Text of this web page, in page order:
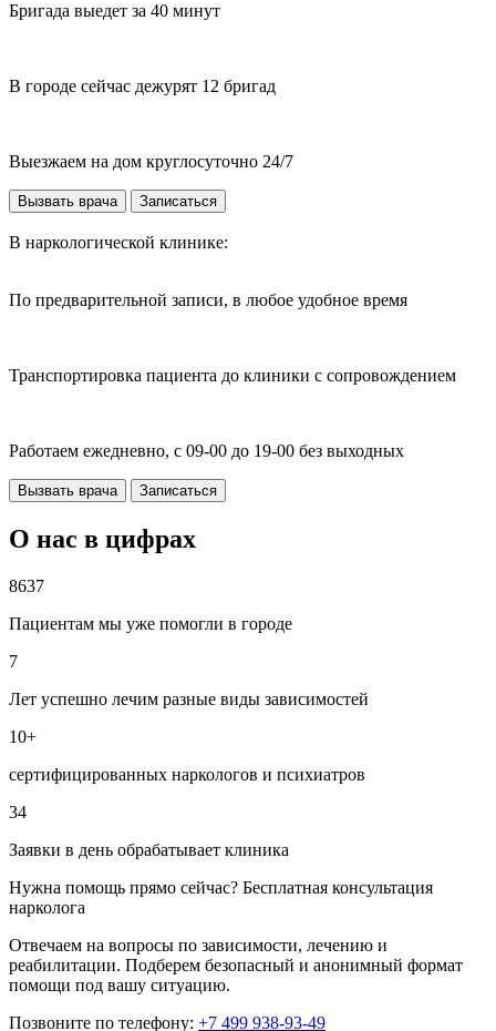
Бригада выедет за 40 минут
В городе сейчас дежурят 12 бригад
Выезжаем на дом круглосуточно 24/7
Вызвать врача Записаться
В наркологической клинике:
По предварительной записи, в любое удобное время
Транспортировка пациента до клиники с сопровождением
Работаем ежедневно, с 09-00 до 19-00 без выходных
Вызвать врача Записаться
О нас в цифрах
8637
Пациентам мы уже помогли в городе
7
Лет успешно лечим разные виды зависимостей
10+
сертифицированных наркологов и психиатров
34
Заявки в день обрабатывает клиника
Нужна помощь прямо сейчас? Бесплатная консультация
нарколога
Отвечаем на вопросы по зависимости, лечению и
реабилитации. Подберем безопасный и анонимный формат
помощи под вашу ситуацию.
Позвоните по телефону: +7 499 938-93-49